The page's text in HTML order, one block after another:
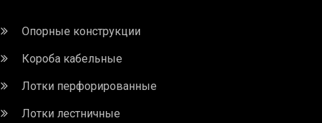
Опорные конструкции
Короба кабельные
Лотки перфорированные
Лотки лестничные